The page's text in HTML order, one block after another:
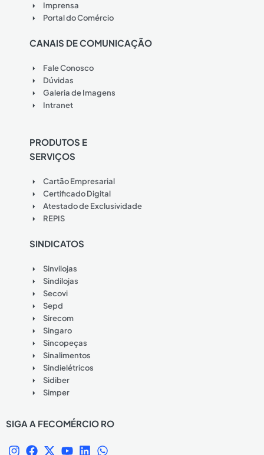
Imprensa
Portal do Comércio
CANAIS DE COMUNICAÇÃO
Fale Conosco
Dúvidas
Galeria de Imagens
Intranet
PRODUTOS E
SERVIÇOS
Cartão Empresarial
Certificado Digital
Atestado de Exclusividade
REPIS
SINDICATOS
Sinvilojas
Sindilojas
Secovi
Sepd
Sirecom
Singaro
Sincopeças
Sinalimentos
Sindielétricos
Sidiber
Simper
SIGA A FECOMÉRCIO RO
I
F
X
Y
L
W